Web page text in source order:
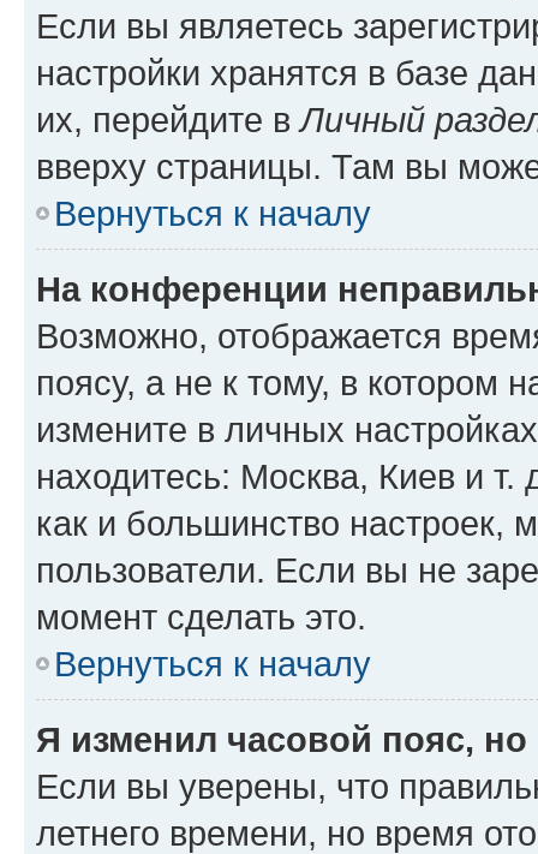
Если вы являетесь
настройки хранятся в базе
их, перейдите вЛичный
вверху страницы. Там вы
Вернуться к началу
На конференции
Возможно, отображается
поясу, а не к тому, в котором
измените в личных
находитесь: Москва, Киев и т.
как и большинство настроек,
пользователи. Если вы не
момент сделать это.
Вернуться к началу
Я изменил часовой пояс,
Если вы уверены, что
летнего времени, но время